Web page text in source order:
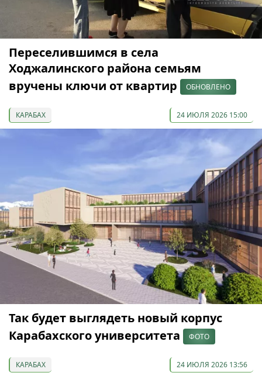
Переселившимся в села
Ходжалинского района семьям
вручены ключи от квартир
ОБНОВЛЕНО
КАРАБАХ 24 ИЮЛЯ 2026 15:00
Так будет выглядеть новый корпус
Карабахского университета
ФОТО
КАРАБАХ 24 ИЮЛЯ 2026 13:56